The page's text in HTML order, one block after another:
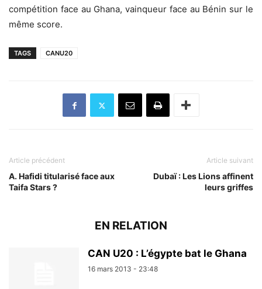
compétition face au Ghana, vainqueur face au Bénin sur le
même score.
TAGS CANU20
Article précédent
A. Hafidi titularisé face aux
Taifa Stars ?
Article suivant
Dubaï : Les Lions affinent
leurs griffes
EN RELATION
CAN U20 : L’égypte bat le Ghana
16 mars 2013 - 23:48